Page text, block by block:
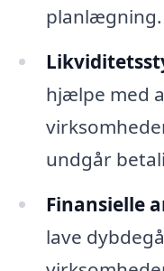
planlægning.
hjælpe med
undgår
Finansielle
lave